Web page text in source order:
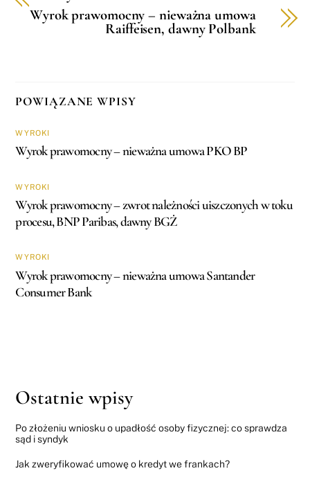
Wyrok prawomocny – nieważna umowa
Raiffeisen, dawny Polbank
POWIĄZANE WPISY
WYROKI
Wyrok prawomocny – nieważna umowa PKO BP
WYROKI
Wyrok prawomocny – zwrot należności uiszczonych w toku
procesu, BNP Paribas, dawny BGŻ
WYROKI
Wyrok prawomocny – nieważna umowa Santander
Consumer Bank
Ostatnie wpisy
Po złożeniu wniosku o upadłość osoby fizycznej: co sprawdza
sąd i syndyk
Jak zweryfikować umowę o kredyt we frankach?